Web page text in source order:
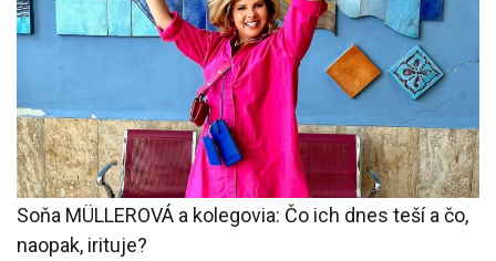
Soňa MÜLLEROVÁ a kolegovia: Čo ich dnes teší a čo,
naopak, irituje?